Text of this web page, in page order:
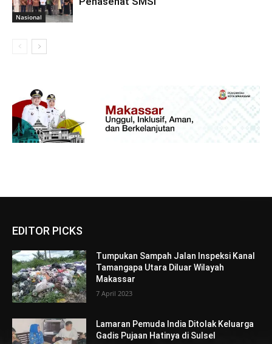
Nasional
EDITOR PICKS
Tumpukan Sampah Jalan Inspeksi Kanal
Tamangapa Utara Diluar Wilayah
Makassar
7 April 2023
Lamaran Pemuda India Ditolak Keluarga
Gadis Pujaan Hatinya di Sulsel